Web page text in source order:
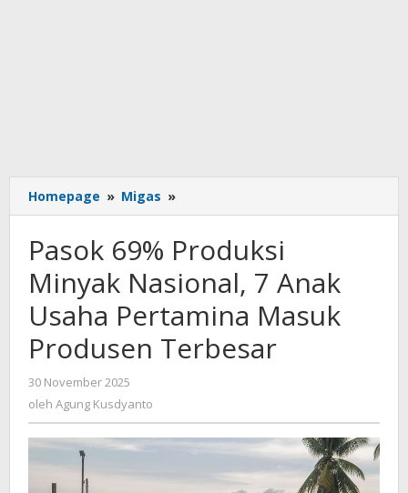
Homepage » Migas »
69%
Minyak
Nasional,
7
Anak
Usaha
Pertamina
Pasok 69% Produksi
Minyak Nasional, 7 Anak
Usaha Pertamina Masuk
Produsen Terbesar
30 November 2025
Agung
oleh Agung Kusdyanto